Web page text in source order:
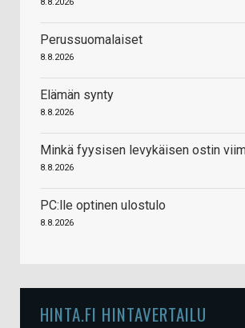
8.8.2026
Perussuomalaiset
8.8.2026
Elämän synty
8.8.2026
Minkä fyysisen levykäisen ostin
8.8.2026
PC:lle optinen ulostulo
8.8.2026
HINTA.FI HINTAVERTAILU